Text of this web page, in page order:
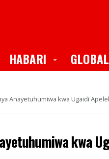
HABARI Toggle
Anayetuhumiwa kwa Ugaidi
kwa